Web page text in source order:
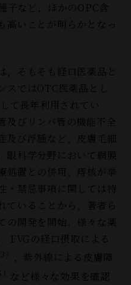
子など，ほかのOPC含
高いことが明らかとなっ
，そもそも経口医薬品と
スではOTC医薬品とし
て長年利用されてい
及びリンパ管の機能不全
及び浮腫など，皮膚毛細
眼科学分野において網膜
処置との併用，痔核が挙
・禁忌事項に関しては特
ていることから，著者ら
の開発を開始，様々な薬
FVGの経口摂取による
3）
，紫外線による皮膚障
など様々な効果を確認